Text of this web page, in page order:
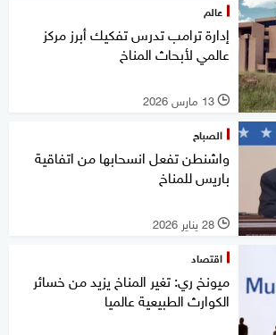
عالم
إدارة ترامب تدرس تفكيك أبرز مركز
عالمي لأبحاث المناخ
l 13 مارس 2026
الصباح
واشنطن تفعل انسحابها من اتفاقية
باريس للمناخ
l 28 يناير 2026
اقتصاد
ميونخ ري: تغير المناخ يزيد من خسائر
الكوارث الطبيعية عالميا